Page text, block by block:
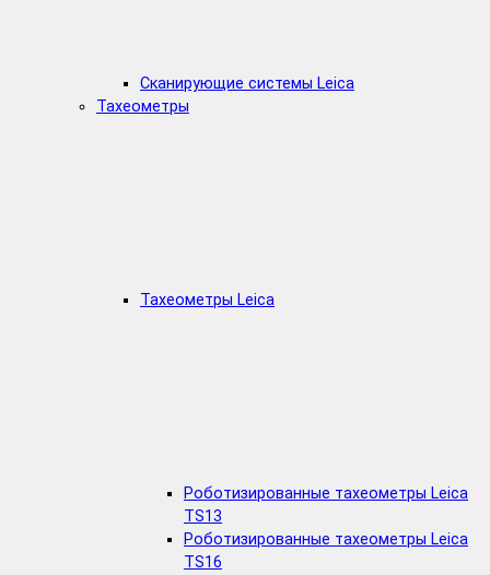
Сканирующие системы Leica
Тахеометры
Тахеометры Leica
Роботизированные тахеометры Leica
TS13
Роботизированные тахеометры Leica
TS16